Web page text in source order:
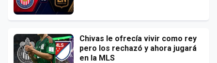
Chivas le ofrecía vivir como rey
pero los rechazó y ahora jugará
en la MLS